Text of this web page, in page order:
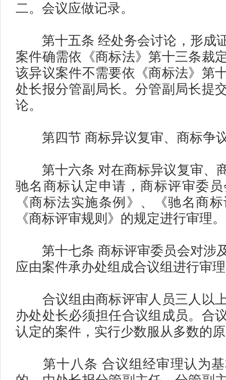
二。会议应做记录。
第十五条 经处务会讨论，形成
案件确需依《商标法》第十三条裁
该异议案件不需要依《商标法》第
处长报分管副局长。分管副局长提
论。
第四节 商标异议复审、商标争
第十六条 对在商标异议复审、
驰名商标认定申请，商标评审委
《商标法实施条例》、《驰名商
《商标评审规则》的规定进行审理。
第十七条 商标评审委员会对涉
应由案件承办处组成合议组进行审
合议组由商标评审人员三人以
办处处长必须担任合议组成员。合
认定的案件，实行少数服从多数的
第十八条 合议组经审理认为基